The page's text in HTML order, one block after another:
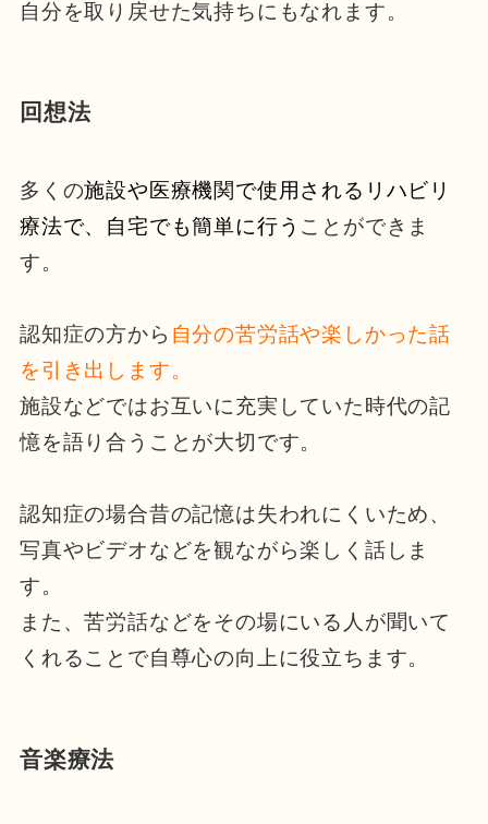
自分を取り戻せた気持ちにもなれます。
回想法
多くの施設や医療機関で使用されるリハビリ
療法で、自宅でも簡単に行う ことができま
す。
認知症の方から 自分の苦労話や楽しかった話
を引き出します。
施設などではお互いに充実していた時代の記
憶を語り合うことが大切です。
認知症の場合昔の記憶は失われにくいため、
写真やビデオなどを観ながら楽しく話しま
す。
また、苦労話などをその場にいる人が聞いて
くれることで自尊心の向上に役立ちます。
音楽療法